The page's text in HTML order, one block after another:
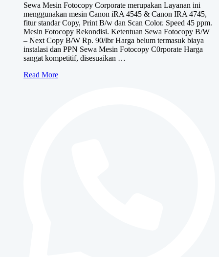
Rp500,000
hingga
Rp680,000
Sewa Mesin Fotocopy Corporate merupakan Layanan ini
menggunakan mesin Canon iRA 4545 & Canon IRA 4745,
fitur standar Copy, Print B/w dan Scan Color. Speed 45 ppm.
Mesin Fotocopy Rekondisi. Ketentuan Sewa Fotocopy B/W
– Next Copy B/W Rp. 90/lbr Harga belum termasuk biaya
instalasi dan PPN Sewa Mesin Fotocopy C0rporate Harga
sangat kompetitif, disesuaikan …
Sewa
Read More